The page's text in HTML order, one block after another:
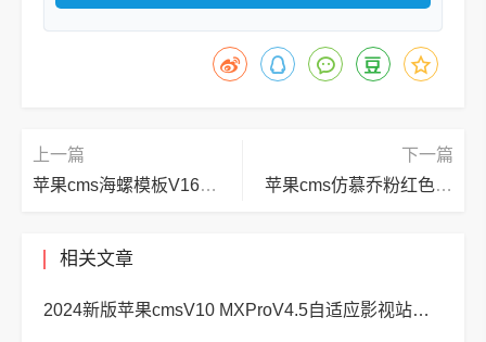
上一篇
苹果cms海螺模板V16修改版免授权带后台
下一篇
苹果cms仿慕乔粉红色影视风格模板
相关文章
2024新版苹果cmsV10 MXProV4.5自适应影视站主题模板